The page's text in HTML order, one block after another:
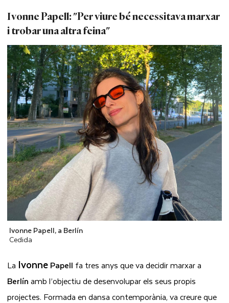
Ivonne Papell: "Per viure bé necessitava marxar
i trobar una altra feina"
Ivonne Papell, a Berlín
Cedida
La Ivonne Papell fa tres anys que va decidir marxar a
Berlín amb l’objectiu de desenvolupar els seus propis
projectes. Formada en dansa contemporània, va creure que